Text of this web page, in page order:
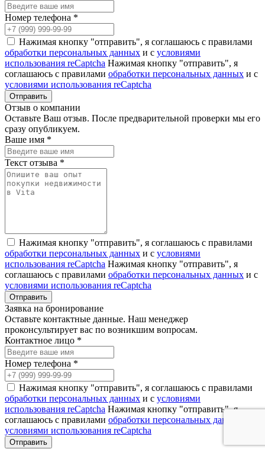
Номер телефона *
Нажимая кнопку "отправить", я соглашаюсь с правилами
обработки персональных данных и с условиями
использования reCaptcha Нажимая кнопку "отправить", я
соглашаюсь с правилами обработки персональных данных и с
условиями использования reCaptcha
Отзыв о компании
Оставьте Ваш отзыв. После предварительной проверки мы его
сразу опубликуем.
Ваше имя *
Текст отзыва *
Нажимая кнопку "отправить", я соглашаюсь с правилами
обработки персональных данных и с условиями
использования reCaptcha Нажимая кнопку "отправить", я
соглашаюсь с правилами обработки персональных данных и с
условиями использования reCaptcha
Заявка на бронирование
Оставьте контактные данные. Наш менеджер
проконсультирует вас по возникшим вопросам.
Контактное лицо *
Номер телефона *
Нажимая кнопку "отправить", я соглашаюсь с правилами
обработки персональных данных и с условиями
использования reCaptcha Нажимая кнопку "отправить", я
соглашаюсь с правилами обработки персональных данных
условиями использования reCaptcha